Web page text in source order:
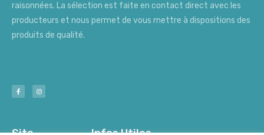
raisonnées. La sélection est faite en contact direct avec les
producteurs et nous permet de vous mettre à dispositions des
produits de qualité.